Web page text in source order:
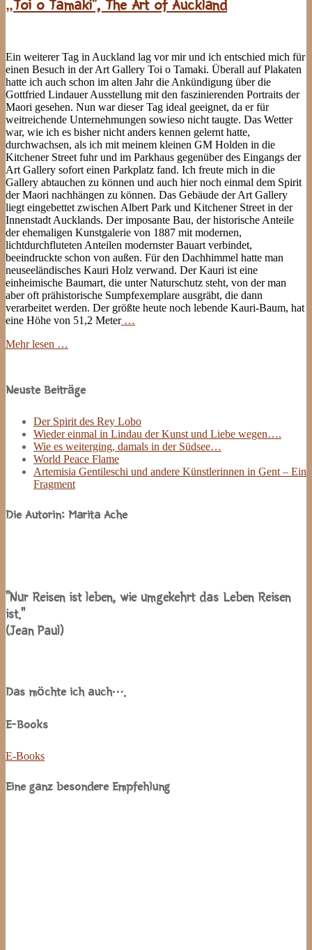
„Toi o Tamaki“, The Art of Auckland
Ein weiterer Tag in Auckland lag vor mir und ich entschied mich für
einen Besuch in der Art Gallery Toi o Tamaki. Überall auf Plakaten
hatte ich auch schon im alten Jahr die Ankündigung über die
Gottfried Lindauer Ausstellung mit den faszinierenden Portraits der
Maori gesehen. Nun war dieser Tag ideal geeignet, da er für
weitreichende Unternehmungen sowieso nicht taugte. Das Wetter
war, wie ich es bisher nicht anders kennen gelernt hatte,
durchwachsen, als ich mit meinem kleinen GM Holden in die
Kitchener Street fuhr und im Parkhaus gegenüber des Eingangs der
Art Gallery sofort einen Parkplatz fand. Ich freute mich in die
Gallery abtauchen zu können und auch hier noch einmal dem Spirit
der Maori nachhängen zu können. Das Gebäude der Art Gallery
liegt eingebettet zwischen Albert Park und Kitchener Street in der
Innenstadt Aucklands. Der imposante Bau, der historische Anteile
der ehemaligen Kunstgalerie von 1887 mit modernen,
lichtdurchfluteten Anteilen modernster Bauart verbindet,
beeindruckte schon von außen. Für den Dachhimmel hatte man
neuseeländisches Kauri Holz verwand. Der Kauri ist eine
einheimische Baumart, die unter Naturschutz steht, von der man
aber oft prähistorische Sumpfexemplare ausgräbt, die dann
verarbeitet werden. Der größte heute noch lebende Kauri-Baum, hat
eine Höhe von 51,2 Meter…
Mehr lesen …
Neuste Beiträge
Der Spirit des Rey Lobo
Wieder einmal in Lindau der Kunst und Liebe wegen….
Wie es weiterging, damals in der Südsee…
World Peace Flame
Artemisia Gentileschi und andere Künstlerinnen in Gent – Ein
Fragment
Die Autorin: Marita Ache
“Nur Reisen ist leben, wie umgekehrt das Leben Reisen
ist.”
(Jean Paul)
Das möchte ich auch….
E-Books
E-Books
Eine ganz besondere Empfehlung